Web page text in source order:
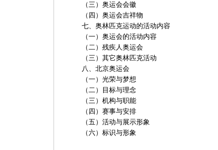
（三）奥运会会徽
（四）奥运会吉祥物
七、奥林匹克运动的活动内容
（一）奥运会的活动内容
（二）残疾人奥运会
（三）其它奥林匹克活动
八、北京奥运会
（一）光荣与梦想
（二）目标与理念
（三）机构与职能
（四）赛事与安排
（五）活动与展示形象
（六）标识与形象